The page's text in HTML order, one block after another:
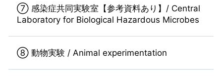
⑦ 感染症共同実験室【参考資料あり】/ Central
Laboratory for Biological Hazardous Microbes
⑧ 動物実験 / Animal experimentation